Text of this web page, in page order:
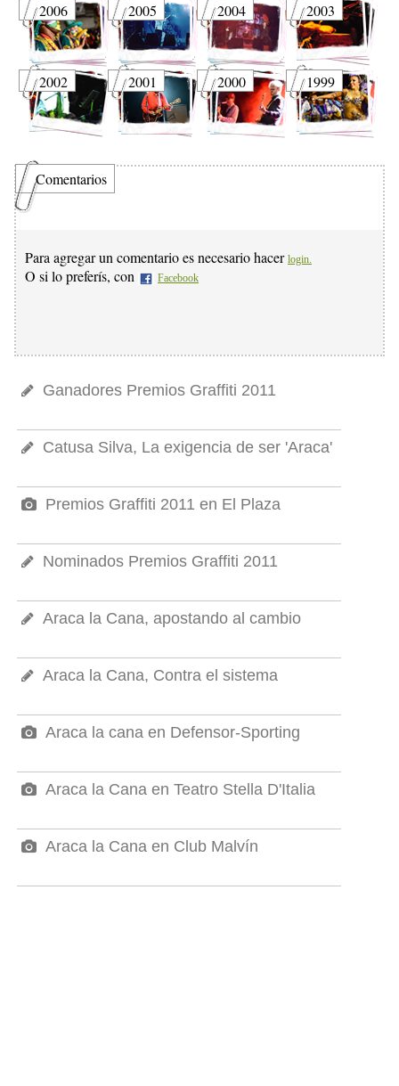
2006 2005 2004 2003
2002 2001 2000 1999
Comentarios
Para agregar un comentario es necesario hacer login.
O si lo preferís, con Facebook
Ganadores Premios Graffiti 2011
Catusa Silva, La exigencia de ser 'Araca'
Premios Graffiti 2011 en El Plaza
Nominados Premios Graffiti 2011
Araca la Cana, apostando al cambio
Araca la Cana, Contra el sistema
Araca la cana en Defensor-Sporting
Araca la Cana en Teatro Stella D'Italia
Araca la Cana en Club Malvín